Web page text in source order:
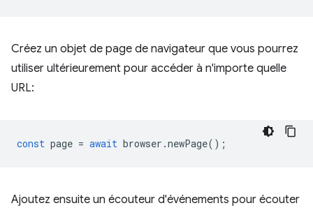
Créez un objet de page de navigateur que vous pourrez
utiliser ultérieurement pour accéder à n'importe quelle
URL:
const page = await browser .newPage();
Ajoutez ensuite un écouteur d'événements pour écouter